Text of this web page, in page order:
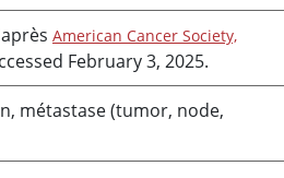
American Cancer Society,
February 3, 2025.
métastase (tumor, node,